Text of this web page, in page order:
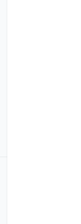
ممکن